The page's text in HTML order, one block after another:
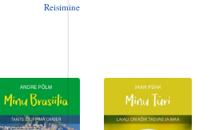
siis ma ei muudaks midagi ega hakkaks
Reisimine